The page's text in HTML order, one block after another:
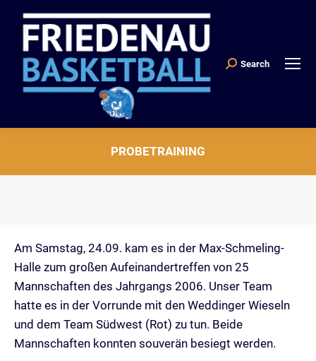
Search:
Search
PROBETRAINING
Am Samstag, 24.09. kam es in der Max-Schmeling-
Halle zum großen Aufeinandertreffen von 25
Mannschaften des Jahrgangs 2006. Unser Team
hatte es in der Vorrunde mit den Weddinger Wieseln
und dem Team Südwest (Rot) zu tun. Beide
Mannschaften konnten souverän besiegt werden.